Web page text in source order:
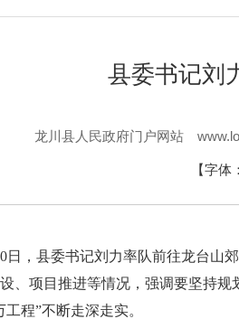
县委书记刘
龙川县人民政府门户网站
【字体
，县委书记刘力率队前往龙台山郊
、项目推进等情况，强调要坚持
工程”不断走深走实。